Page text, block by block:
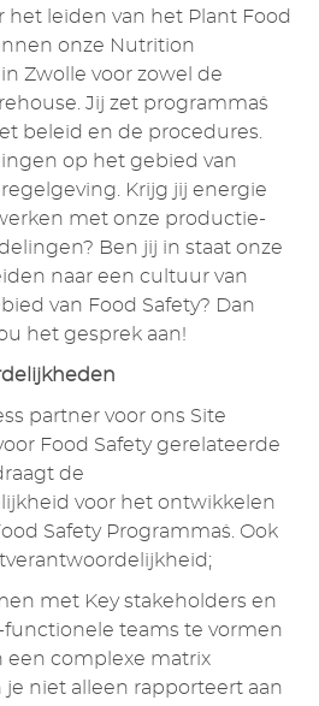
het leiden van het Plant Food
onze Nutrition
Zwolle voor zowel de
Jij zet programma`s
beleid en de procedures.
op het gebied van
Krijg jij energie
met onze productie-
Ben jij in staat onze
naar een cultuur van
van Food Safety? Dan
het gesprek aan!
partner voor ons Site
Food Safety gerelateerde
de
voor het ontwikkelen
Safety Programma`s. Ook
met Key stakeholders en
functionele teams te vormen
een complexe matrix
je niet alleen rapporteert aan